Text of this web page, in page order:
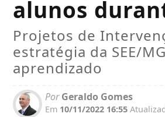
alunos
Projetos de
estratégia da SEE/
aprendizado
PorGeraldo Gomes
Em 10/11/2022 16:55